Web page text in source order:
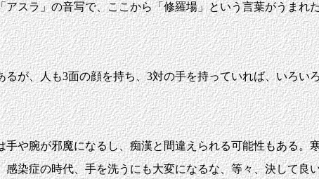
スラ」の音写で、ここから「修羅場」という言葉がうま
が、人も3面の顔を持ち、3対の手を持っていれば、いろい
や腕が邪魔になるし、痴漢と間違えられる可能性もある。
染症の時代、手を洗うにも大変になるな、等々、決して良